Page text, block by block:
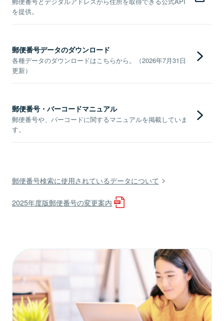
を提供。
郵便番号データのダウンロード
各種データのダウンロードはこちらから。（2026年7月31日
更新）
郵便番号・バーコードマニュアル
郵便番号や、バーコードに関するマニュアルを掲載していま
す。
郵便番号検索に使用されているデータについて
2025年度版郵便番号の変更案内